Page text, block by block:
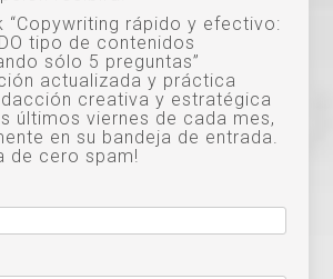
“Copywriting rápido y efectivo:
tipo de contenidos
sólo 5 preguntas”
actualizada y práctica
creativa y estratégica
últimos viernes de cada mes,
en su bandeja de entrada.
de cero spam!